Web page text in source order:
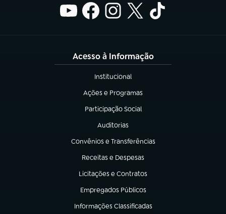
Acesso à Informação
Institucional
(abre em nova aba)
Ações e Programas
(abre em nova aba)
Participação Social
(abre em nova aba)
Auditorias
(abre em nova aba)
Convênios e Transferências
(abre em nova aba)
Receitas e Despesas
(abre em nova aba)
Licitações e Contratos
(abre em nova aba)
Empregados Públicos
(abre em nova aba)
Informações Classificadas
(abre em nova aba)